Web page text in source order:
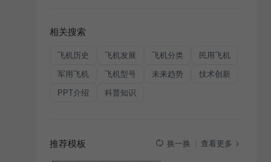
相关搜索
飞机历史 飞机发展 飞机分类 民用飞机
军用飞机 飞机型号 未来趋势 技术创新
PPT介绍 科普知识
推荐模板 换一换 查看更多